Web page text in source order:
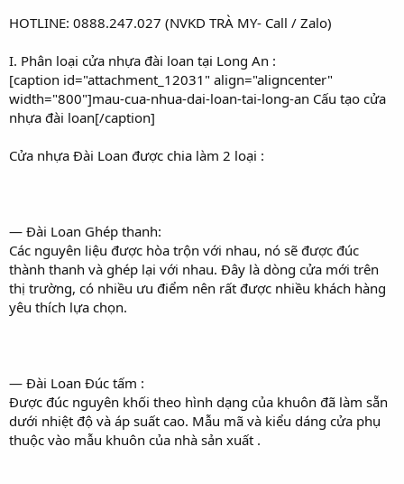
HOTLINE: 0888.247.027 (NVKD TRÀ MY- Call / Zalo)
I. Phân loại cửa nhựa đài loan tại Long An :
[caption id="attachment_12031" align="aligncenter"
width="800"]mau-cua-nhua-dai-loan-tai-long-an Cấu tạo cửa
nhựa đài loan[/caption]
Cửa nhựa Đài Loan được chia làm 2 loại :
— Đài Loan Ghép thanh:
Các nguyên liệu được hòa trộn với nhau, nó sẽ được đúc
thành thanh và ghép lại với nhau. Đây là dòng cửa mới trên
thị trường, có nhiều ưu điểm nên rất được nhiều khách hàng
yêu thích lựa chọn.
— Đài Loan Đúc tấm :
Được đúc nguyên khối theo hình dạng của khuôn đã làm sẵn
dưới nhiệt độ và áp suất cao. Mẫu mã và kiểu dáng cửa phụ
thuộc vào mẫu khuôn của nhà sản xuất .